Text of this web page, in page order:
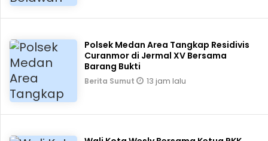
Polsek Medan Area Tangkap Residivis
Curanmor di Jermal XV Bersama
Barang Bukti
Berita Sumut 13 jam lalu